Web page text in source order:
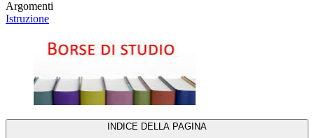
Argomenti
Istruzione
INDICE DELLA PAGINA